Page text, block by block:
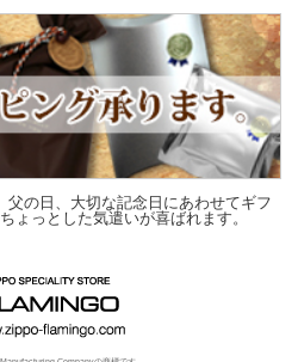
父の日、大切な記念日にあわせてギフ
ょっとした気遣いが喜ばれます。